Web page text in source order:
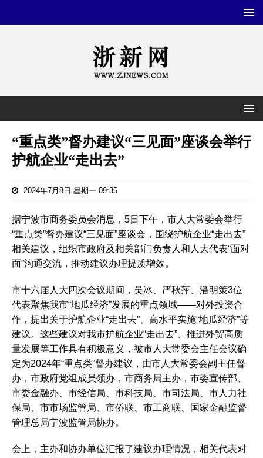
“重点类”督办建议“三见面”座谈会举行
护航企业“走出去”
2024年7月8日 星期一 09:35
据宁波市商务委员会消息，5日下午，市人大常委会举行
“重点类”督办建议“三见面”座谈会，围绕护航企业“走出去”
相关建议，组织市政府及相关部门负责人和人大代表“面对
面”沟通交流，推动建议办理提质增效。
市十六届人大四次会议期间，吴冰、严秋萍、潘明策3位
代表聚焦我市“地瓜经济”发展的重点领域——对外投资合
作，提出关于护航企业“走出去”、高水平实施“地瓜经济”等
建议。这些建议对我市护航企业“走出去”、推进外贸高质
量发展等工作具有积极意义，被市人大常委会主任会议确
定为2024年“重点类”督办建议，由市人大常委会副主任督
办，市政府党组成员领办，市商务局主办，市委宣传部、
市委金融办、市经信局、市科技局、市司法局、市人力社
保局、市市场监管局、市侨联、市工商联、国家金融监督
管理总局宁波监管局协办。
会上，主办和协办单位汇报了建议办理情况，相关代表对